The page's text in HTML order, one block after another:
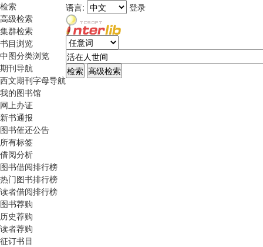
检索
高级检索
集群检索
书目浏览
中图分类浏览
期刊导航
西文期刊字母导航
我的图书馆
网上办证
新书通报
图书催还公告
所有标签
借阅分析
图书借阅排行榜
热门图书排行榜
读者借阅排行榜
图书荐购
历史荐购
读者荐购
征订书目
语言: 登录